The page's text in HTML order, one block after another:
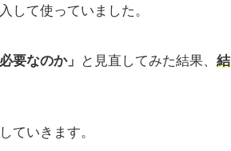
して使っていました。
要なのか」 と見直してみた結果、 結
ていきます。